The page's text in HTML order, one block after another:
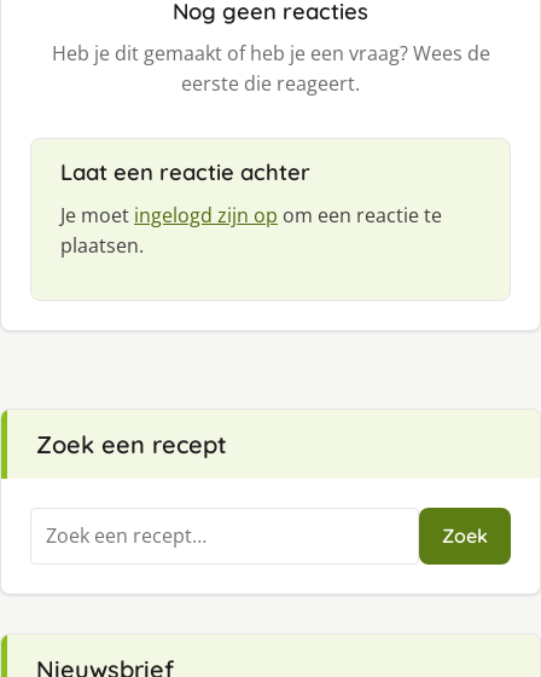
Nog geen reacties
Heb je dit gemaakt of heb je een vraag? Wees de
eerste die reageert.
Laat een reactie achter
Je moet ingelogd zijn op om een reactie te
plaatsen.
Zoek een recept
Zoeken
naar:
Zoek
Nieuwsbrief